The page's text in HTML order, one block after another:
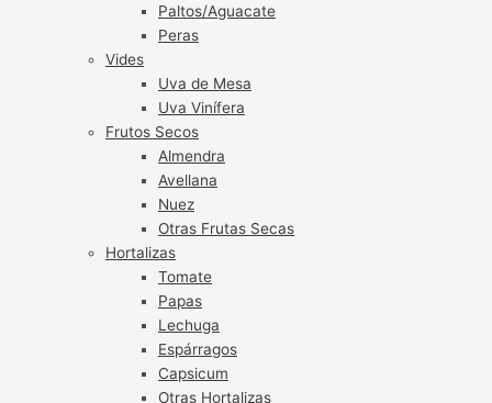
Paltos/Aguacate
Peras
Vides
Uva de Mesa
Uva Vinífera
Frutos Secos
Almendra
Avellana
Nuez
Otras Frutas Secas
Hortalizas
Tomate
Papas
Lechuga
Espárragos
Capsicum
Otras Hortalizas